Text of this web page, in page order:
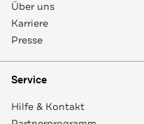
Über uns
Karriere
Presse
Service
Hilfe & Kontakt